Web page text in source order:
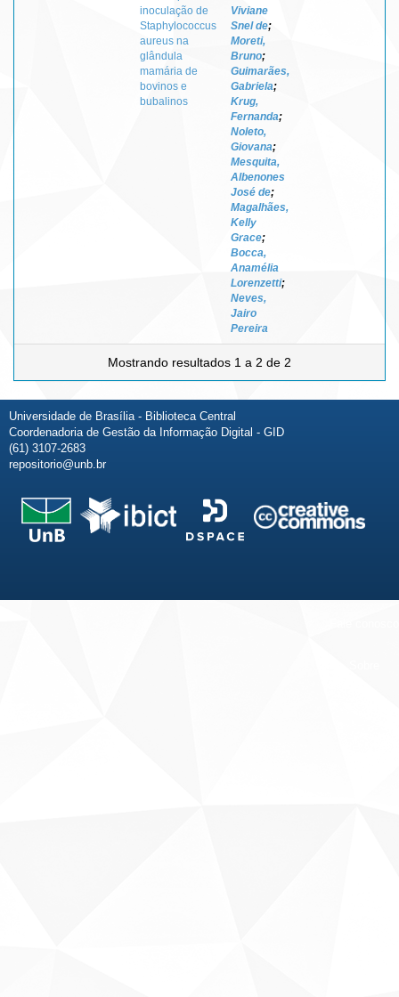
inoculação de
Staphylococcus
aureus na
glândula
mamária de
bovinos e
bubalinos
Viviane
Snel de;
Moreti,
Bruno;
Guimarães,
Gabriela;
Krug,
Fernanda;
Noleto,
Giovana;
Mesquita,
Albenones
José de;
Magalhães,
Kelly
Grace;
Bocca,
Anamélia
Lorenzetti;
Neves,
Jairo
Pereira
Mostrando resultados 1 a 2 de 2
Universidade de Brasília - Biblioteca Central
Coordenadoria de Gestão da Informação Digital - GID
(61) 3107-2683
repositorio@unb.br